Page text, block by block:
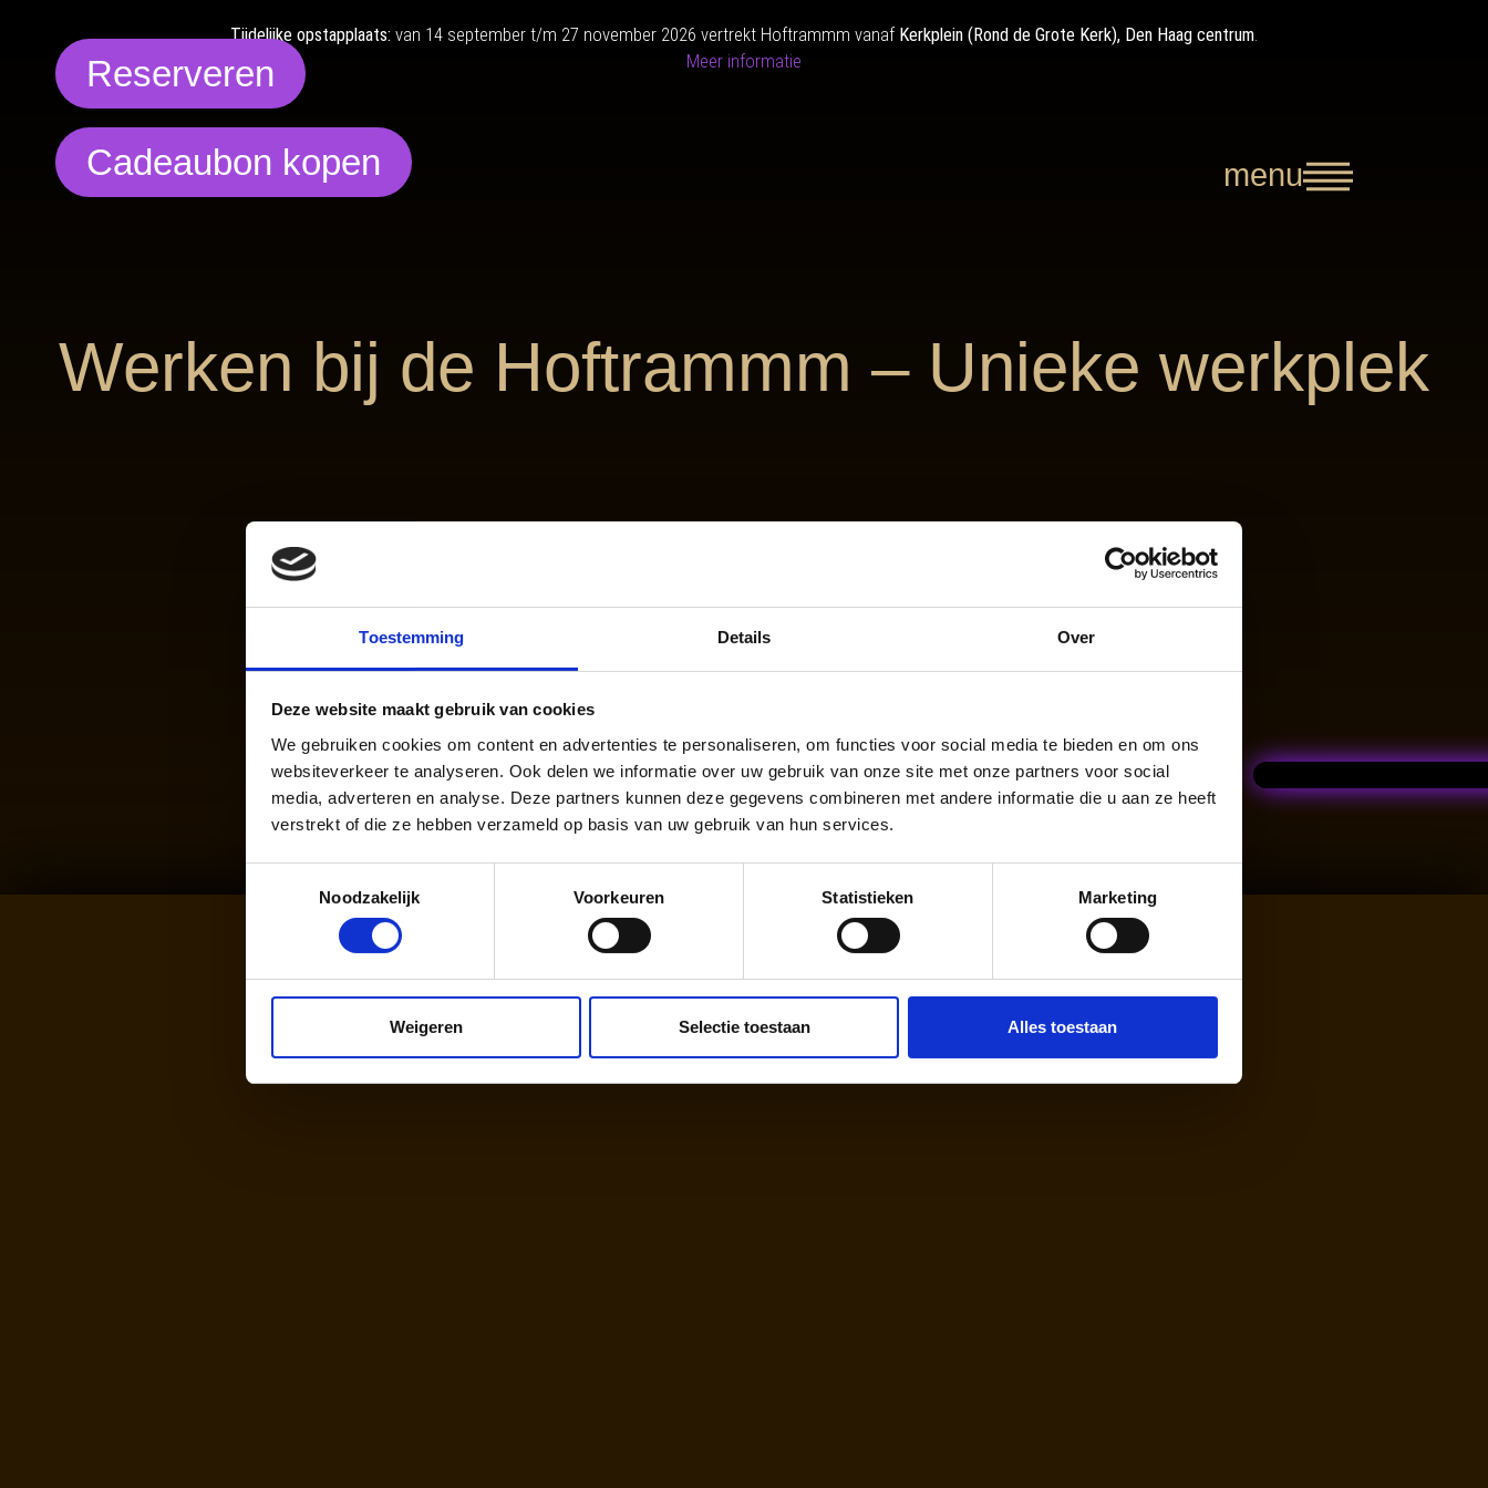
Toestemming Details Over
Deze website maakt gebruik van cookies
We gebruiken cookies om content en advertenties te personaliseren, om functies voor social media te bieden en om ons
websiteverkeer te analyseren. Ook delen we informatie over uw gebruik van onze site met onze partners voor social
media, adverteren en analyse. Deze partners kunnen deze gegevens combineren met andere informatie die u aan ze heeft
verstrekt of die ze hebben verzameld op basis van uw gebruik van hun services.
Noodzakelijk
Voorkeuren Statistieken Marketing
Weigeren Selectie toestaan Alles toestaan
Tijdelijke opstapplaats: van 14 september t/m 27 november 2026 vertrekt Hoftrammm vanaf Kerkplein (Rond de Grote Kerk), Den Haag centrum.
Meer informatie
Reserveren
Cadeaubon kopen menu
Werken bij de Hoftrammm – Unieke werkplek
Openstaande positities
Allround horeca medewerker